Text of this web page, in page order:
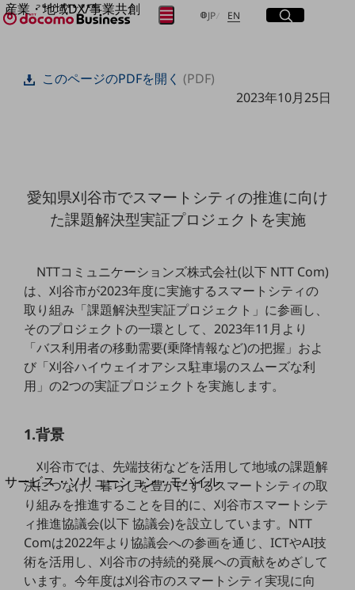
産業・地域DX/事業共創
OPEN HUB for Plural Futures
OPEN HUB for Plural Futuresとは
企業と地域が持続成長する社会を目指します
Smart City
Smart Education
Smart Mobility
Smart Worksite
生成AI(Generative AI)
地域の取り組み
地域社会を支える皆さまと地域課題の解決や
地域経済のさらなる活性化に取り組みます
自治体・地域社会との共創
LGPF(Local Government Platform)
別ウィンドウで開きます
サービス・ソリューション・モバイル
サービス・ソリューションTOP
DXに関する課題を解決する
サービス・ソリューションをご紹介
カテゴリーで探す
カテゴリーで探すTOP
JP日本語
EN Englishサイト内検索
開く
メニュー
開く
フリーワードを入力して探す
このページのPDFを開く(PDF)
2023年10月25日
愛知県刈谷市でスマートシティの推進に向け
た課題解決型実証プロジェクトを実施
NTTコミュニケーションズ株式会社(以下 NTT Com)
は、刈谷市が2023年度に実施するスマートシティの
取り組み「課題解決型実証プロジェクト」に参画し、
そのプロジェクトの一環として、2023年11月より
「バス利用者の移動需要(乗降情報など)の把握」およ
び「刈谷ハイウェイオアシス駐車場のスムーズな利
用」の2つの実証プロジェクトを実施します。
1.背景
刈谷市では、先端技術などを活用して地域の課題解
決につなげ、暮らしを豊かにするスマートシティの取
り組みを推進することを目的に、刈谷市スマートシテ
ィ推進協議会(以下 協議会)を設立しています。NTT
Comは2022年より協議会への参画を通じ、ICTやAI技
術を活用し、刈谷市の持続的発展への貢献をめざして
います。今年度は刈谷市のスマートシティ実現に向